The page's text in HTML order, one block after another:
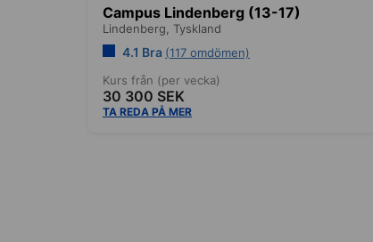
Campus Lindenberg (13-17)
Lindenberg, Tyskland
4.1 Bra (117 omdömen)
Kurs från (per vecka)
30 300 SEK
TA REDA PÅ MER